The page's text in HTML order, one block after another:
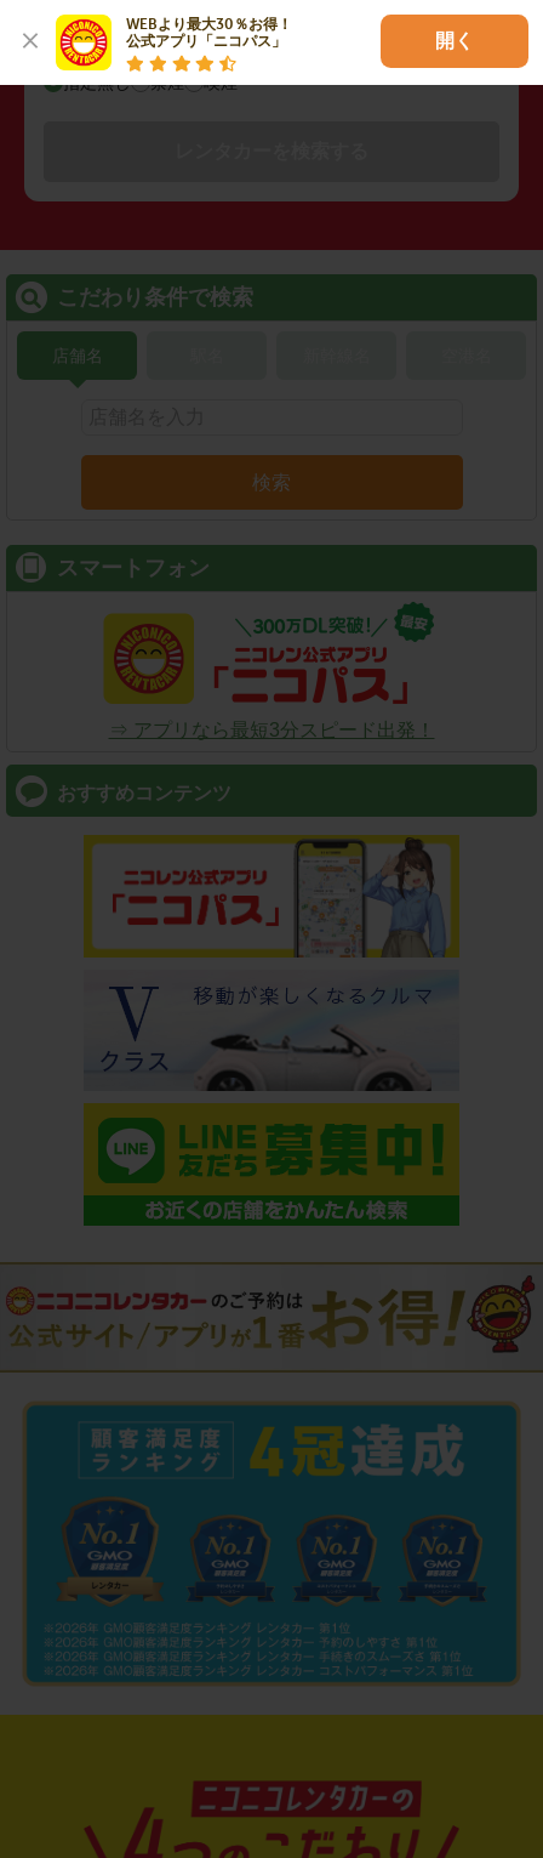
WEBより最大30％お得！
公式アプリ「ニコパス」
開く
禁煙/喫煙
指定無し 禁煙 喫煙
こだわり条件で検索
店舗名
検索
スマートフォン
⇒ アプリなら最短3分スピード出発！
おすすめコンテンツ